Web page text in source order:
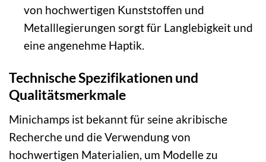
von hochwertigen Kunststoffen und
Metalllegierungen sorgt für Langlebigkeit und
eine angenehme Haptik.
Technische Spezifikationen und
Qualitätsmerkmale
Minichamps ist bekannt für seine akribische
Recherche und die Verwendung von
hochwertigen Materialien, um Modelle zu